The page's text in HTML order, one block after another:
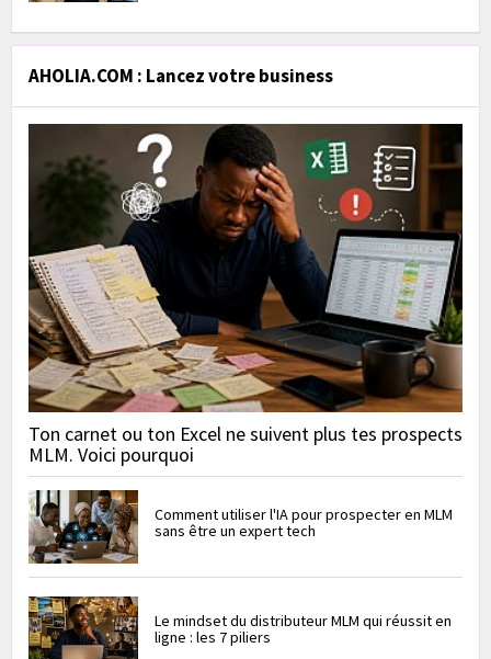
AHOLIA.COM : Lancez votre business
Ton carnet ou ton Excel ne suivent plus tes prospects
MLM. Voici pourquoi
Comment utiliser l'IA pour prospecter en MLM
sans être un expert tech
Le mindset du distributeur MLM qui réussit en
ligne : les 7 piliers